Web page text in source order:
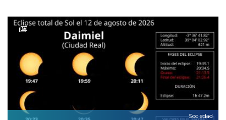
Sociedad